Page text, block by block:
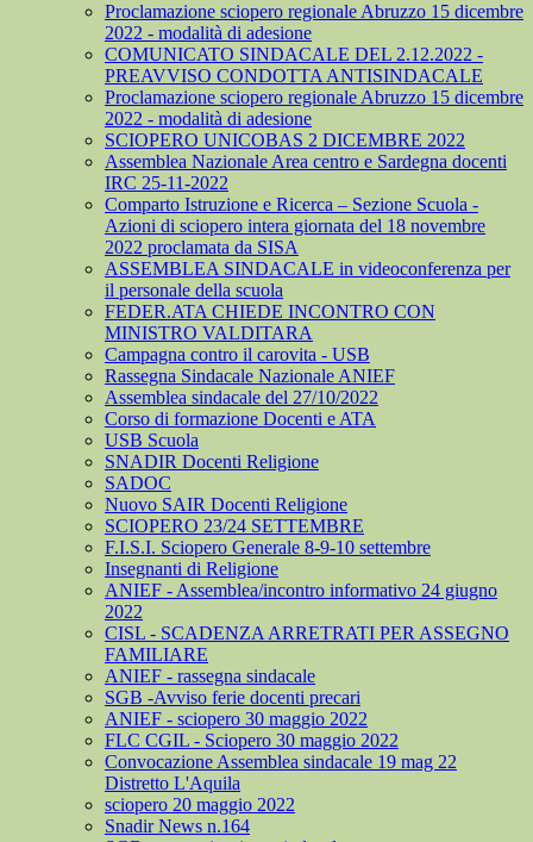
Proclamazione sciopero regionale Abruzzo 15 dicembre
2022 - modalità di adesione
COMUNICATO SINDACALE DEL 2.12.2022 -
PREAVVISO CONDOTTA ANTISINDACALE
Proclamazione sciopero regionale Abruzzo 15 dicembre
2022 - modalità di adesione
SCIOPERO UNICOBAS 2 DICEMBRE 2022
Assemblea Nazionale Area centro e Sardegna docenti
IRC 25-11-2022
Comparto Istruzione e Ricerca – Sezione Scuola -
Azioni di sciopero intera giornata del 18 novembre
2022 proclamata da SISA
ASSEMBLEA SINDACALE in videoconferenza per
il personale della scuola
FEDER.ATA CHIEDE INCONTRO CON
MINISTRO VALDITARA
Campagna contro il carovita - USB
Rassegna Sindacale Nazionale ANIEF
Assemblea sindacale del 27/10/2022
Corso di formazione Docenti e ATA
USB Scuola
SNADIR Docenti Religione
SADOC
Nuovo SAIR Docenti Religione
SCIOPERO 23/24 SETTEMBRE
F.I.S.I. Sciopero Generale 8-9-10 settembre
Insegnanti di Religione
ANIEF - Assemblea/incontro informativo 24 giugno
2022
CISL - SCADENZA ARRETRATI PER ASSEGNO
FAMILIARE
ANIEF - rassegna sindacale
SGB -Avviso ferie docenti precari
ANIEF - sciopero 30 maggio 2022
FLC CGIL - Sciopero 30 maggio 2022
Convocazione Assemblea sindacale 19 mag 22
Distretto L'Aquila
sciopero 20 maggio 2022
Snadir News n.164